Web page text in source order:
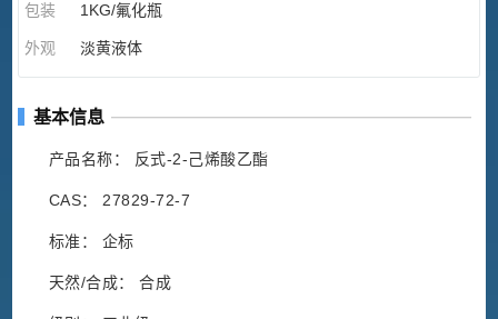
包装 1KG/氟化瓶
外观 淡黄液体
基本信息
产品名称： 反式-2-己烯酸乙酯
CAS： 27829-72-7
标准： 企标
天然/合成： 合成